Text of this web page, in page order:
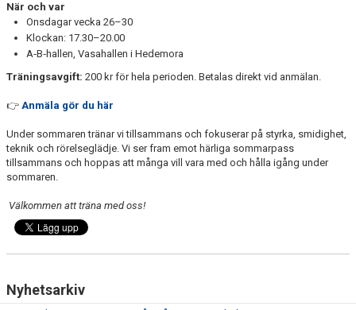
FRITIDSKORTET
När och var
Onsdagar vecka 26–30
Klockan: 17.30–20.00
A‑B‑hallen, Vasahallen i Hedemora
Träningsavgift: 200 kr för hela perioden. Betalas direkt vid anmälan.
👉 Anmäla gör du här
Under sommaren tränar vi tillsammans och fokuserar på styrka, smidighet,
teknik och rörelseglädje. Vi ser fram emot härliga sommarpass
tillsammans och hoppas att många vill vara med och hålla igång under
sommaren.
Välkommen att träna med oss!
Nyhetsarkiv